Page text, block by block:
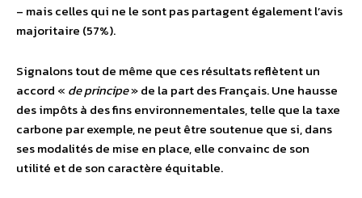
– mais celles qui ne le sont pas partagent également l’avis
majoritaire (57%).
Signalons tout de même que ces résultats reflètent un
accord « de principe» de la part des Français. Une hausse
des impôts à des fins environnementales, telle que la taxe
carbone par exemple, ne peut être soutenue que si, dans
ses modalités de mise en place, elle convainc de son
utilité et de son caractère équitable.